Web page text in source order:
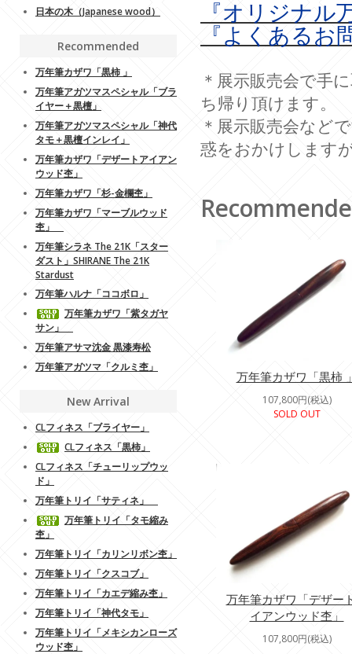
『オリジナル
『よくあるお
＊展示販売会で手
ち帰り頂けます。
＊展示販売会など
惑をおかけします
万年筆カザワ「黒柿
107,800円(税込)
SOLD OUT
万年筆カザワ「デザー
イアンウッド杢」
107,800円(税込)
日本の木（Japanese wood）
Recommended
万年筆カザワ「黒柿 」
万年筆アガツマスペシャル「ブラ
イヤー＋黒檀」
万年筆アガツマスペシャル「神代
タモ＋黒檀インレイ」
万年筆カザワ「デザートアイアン
ウッド杢」
万年筆カザワ「杉-金欄杢」
万年筆カザワ「マーブルウッド
杢」
万年筆シラネ The 21K「スター
ダスト」SHIRANE The 21K
Stardust
万年筆ハルナ「ココボロ」
万年筆カザワ「紫タガヤ
サン」
万年筆アサマ沈金 黒漆寿松
万年筆アガツマ「クルミ杢」
New Arrival
CLフィネス「ブライヤー」
CLフィネス「黒柿」
CLフィネス「チューリップウッ
ド」
万年筆トリイ「サティネ」
万年筆トリイ「タモ縮み
杢」
万年筆トリイ「カリンリボン杢」
万年筆トリイ「クスコブ」
万年筆トリイ「カエデ縮み杢」
万年筆トリイ「神代タモ」
万年筆トリイ「メキシカンローズ
ウッド杢」